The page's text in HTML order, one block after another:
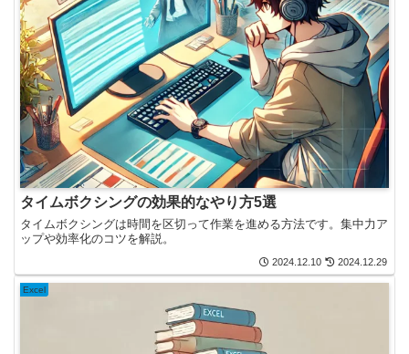
タイムボクシングの効果的なやり方5選
タイムボクシングは時間を区切って作業を進める方法です。集中力ア
ップや効率化のコツを解説。
2024.12.10 2024.12.29
Excel